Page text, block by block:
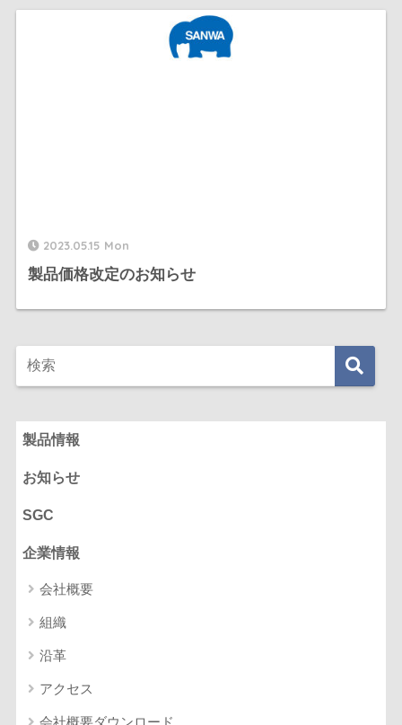
2023.05.15 Mon
製品価格改定のお知らせ
製品情報
お知らせ
SGC
企業情報
会社概要
組織
沿革
アクセス
会社概要ダウンロード